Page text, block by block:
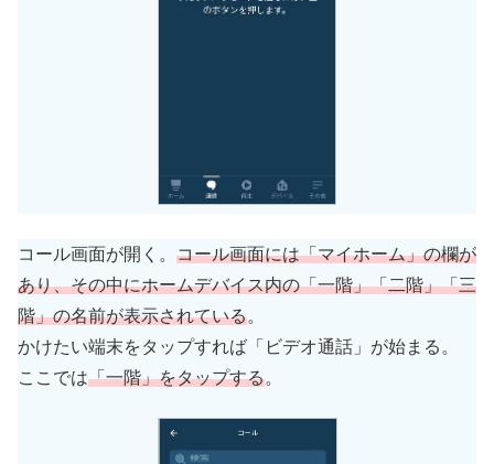
コール画面が開く。 コール画面には「マイホーム」の欄が
あり、その中にホームデバイス内の「一階」「二階」「三
階」の名前が表示されている。
かけたい端末をタップすれば「ビデオ通話」が始まる。
ここでは「一階」をタップする。